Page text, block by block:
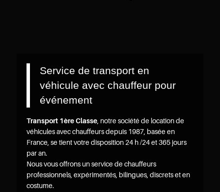
Service de transport en
véhicule avec chauffeur pour
événement
Transport 1ère Classe , notre société de location de
véhicules avec chauffeurs depuis 1987, basée en
France, se tient votre disposition 24 h /24 et 365 jours
par an.
Nous vous offrons un service de chauffeurs
professionnels, expérimentés, bilingues, discrets et en
costume.